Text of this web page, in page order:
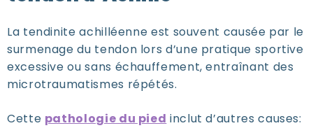
La tendinite achilléenne est souvent causée par le
surmenage du tendon lors d’une pratique sportive
excessive ou sans échauffement, entraînant des
microtraumatismes répétés.
Cette pathologie du pied inclut d’autres causes: